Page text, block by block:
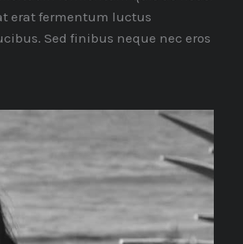
erat fermentum luctus
Sed finibus neque nec eros